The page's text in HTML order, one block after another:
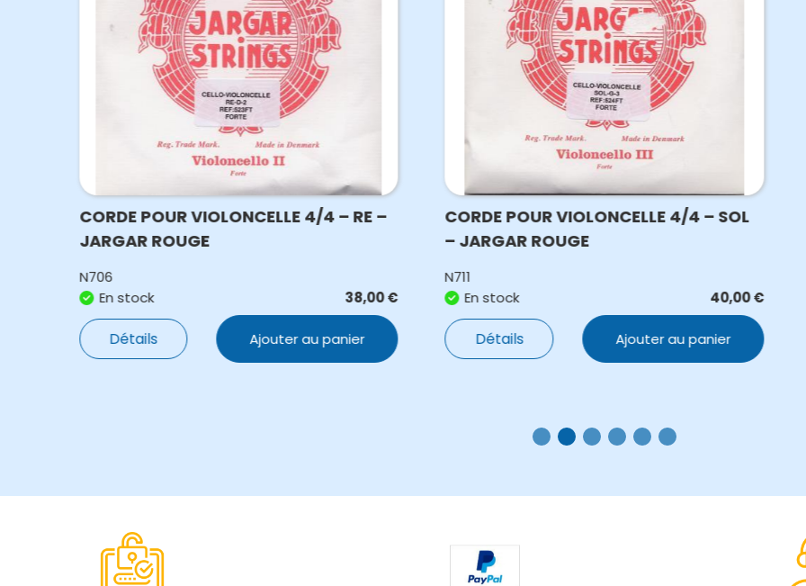
CORDE POUR VIOLONCELLE 4/4 – RE –
JARGAR ROUGE
N706
En stock
38,00€
Détails Ajouter au panier
CORDE POUR VIOLONCELLE 4/4 – SOL
– JARGAR ROUGE
N711
En stock
40,00€
Détails Ajouter au panier